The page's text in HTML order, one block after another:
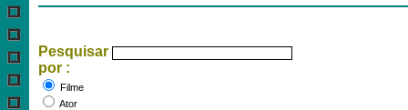
Pesquisar
por :
Filme
Ator